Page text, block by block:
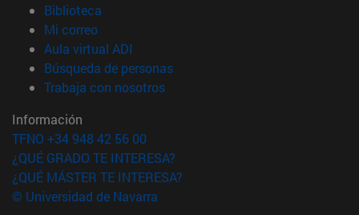
Biblioteca
Mi correo(abre en nueva ventana)
Aula virtual ADI
Búsqueda de personas(abre en nueva ventana)
Trabaja con nosotros(abre en nueva ventana)
Información
TFNO +34 948 42 56 00
¿QUÉ GRADO TE INTERESA?
¿QUÉ MÁSTER TE INTERESA?
© Universidad de Navarra